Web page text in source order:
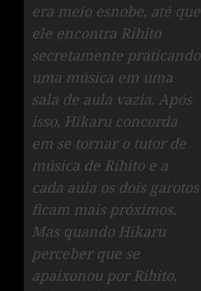
era meio esnobe, até que
ele encontra Rihito
secretamente praticando
uma música em uma
sala de aula vazia. Após
isso, Hikaru concorda
em se tornar o tutor de
música de Rihito e a
cada aula os dois garotos
ficam mais próximos.
Mas quando Hikaru
perceber que se
apaixonou por Rihito,